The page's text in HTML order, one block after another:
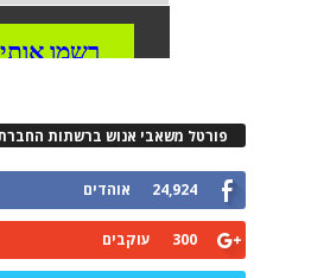
פורטל משאבי אנוש ברשתות
24,924 אוהדים
300 עוקבים